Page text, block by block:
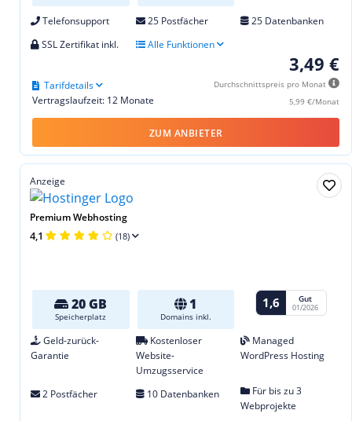
Telefonsupport 25 Postfächer
25 Datenbanken
SSL Zertifikat inkl.
Alle Funktionen
3,49 €
Durchschnittspreis pro Monat
5,99 €/Monat
Vertragslaufzeit: 12 Monate
Tarifdetails
ZUM ANBIETER
Anzeige
Premium Webhosting
4,1 (18)
20 GB
Speicherplatz
1
Domains inkl.
1,6 Gut
01/2026
Geld-zurück-
Garantie
Kostenloser
Website-
Umzugsservice
Managed
WordPress Hosting
2 Postfächer 10 Datenbanken
Für bis zu 3
Webprojekte